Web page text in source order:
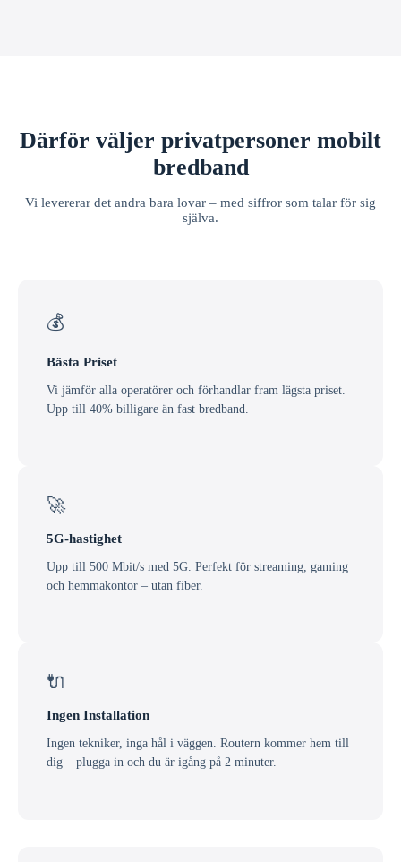
Därför väljer privatpersoner mobilt
bredband
Vi levererar det andra bara lovar – med siffror som talar för sig
själva.
💰
Bästa Priset
Vi jämför alla operatörer och förhandlar fram lägsta priset.
Upp till 40% billigare än fast bredband.
🚀
5G-hastighet
Upp till 500 Mbit/s med 5G. Perfekt för streaming, gaming
och hemmakontor – utan fiber.
🔌
Ingen Installation
Ingen tekniker, inga hål i väggen. Routern kommer hem till
dig – plugga in och du är igång på 2 minuter.